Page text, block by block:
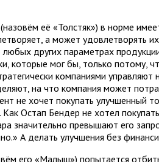
её «Толстяк») в норме
а может удовлетворять
других параметрах
которые мог бы, только потому,
компаниями
на что компания может
не хочет покупать улучшенный
Остап Бендер не хотел
значительно превышают его
А делать улучшения без
его «Малыш») попытается